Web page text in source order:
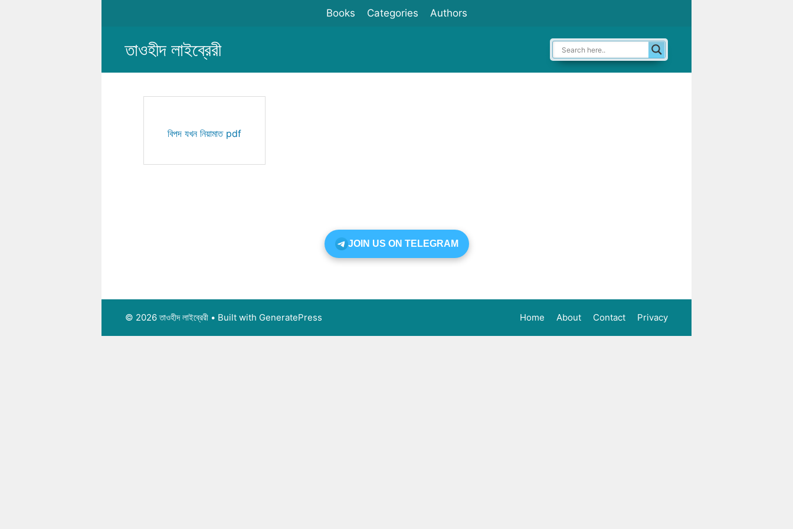
Books Categories Authors
তাওহীদ লাইব্রেরী
বিপদ যখন নিয়ামাত pdf
JOIN US ON TELEGRAM
Home About Contact Privacy
© 2026 তাওহীদ লাইব্রেরী • Built with GeneratePress